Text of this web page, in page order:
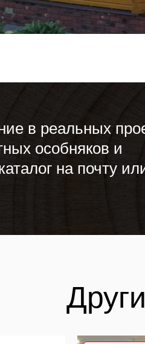
в реальных
особняков и
на почту